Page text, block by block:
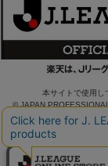
本サイトで使用し
© JAPAN